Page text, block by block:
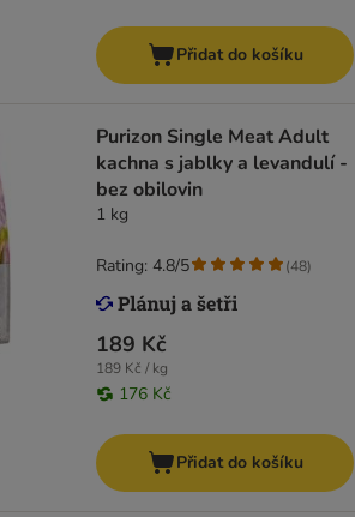
Přidat do košíku
Purizon Single Meat Adult
kachna s jablky a levandulí -
bez obilovin
1 kg
189 Kč
189 Kč / kg
176 Kč
Rating: 4.8/5 (48)
Přidat do košíku